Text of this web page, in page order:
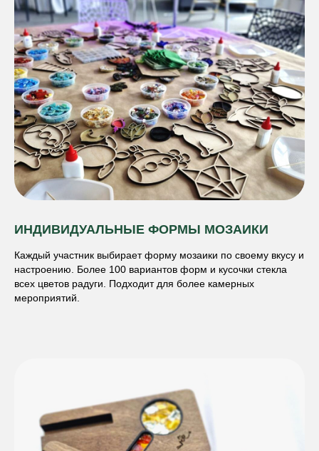
ИНДИВИДУАЛЬНЫЕ ФОРМЫ МОЗАИКИ
Каждый участник выбирает форму мозаики по своему вкусу и
настроению. Более 100 вариантов форм и кусочки стекла
всех цветов радуги. Подходит для более камерных
мероприятий.